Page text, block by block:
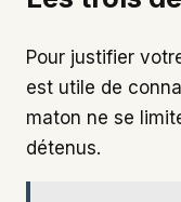
Pour justifier
est utile de
maton ne se
détenus.